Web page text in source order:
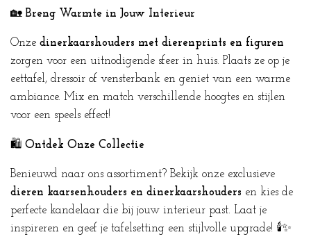
🏡 Breng Warmte in Jouw Interieur
Onze dinerkaarshouders met dierenprints en figuren
zorgen voor een uitnodigende sfeer in huis. Plaats ze op je
eettafel, dressoir of vensterbank en geniet van een warme
ambiance. Mix en match verschillende hoogtes en stijlen
voor een speels effect!
🛍️ Ontdek Onze Collectie
Benieuwd naar ons assortiment? Bekijk onze exclusieve
dieren kaarsenhouders en dinerkaarshouders en kies de
perfecte kandelaar die bij jouw interieur past. Laat je
inspireren en geef je tafelsetting een stijlvolle upgrade! 🕯️✨